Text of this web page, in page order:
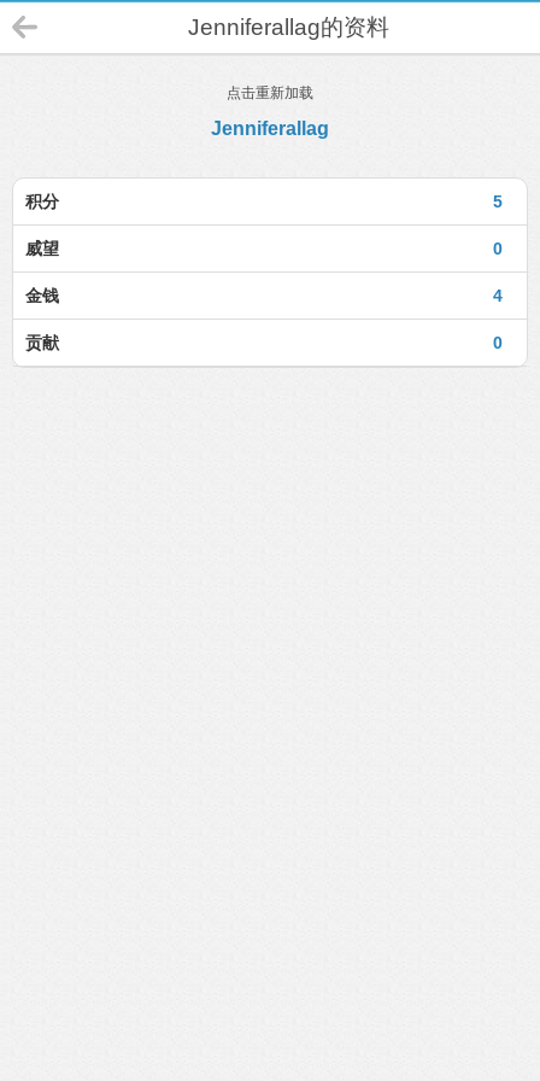
Jenniferallag的资料
点击重新加载
Jenniferallag
5
积分
0
威望
4
金钱
0
贡献